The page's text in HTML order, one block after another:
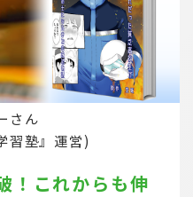
さん
習塾』運営)
！ これからも伸